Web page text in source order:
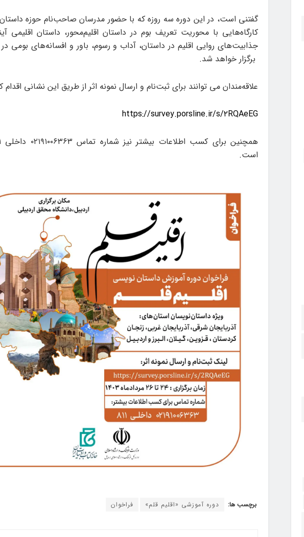
گفتنی است، در این دوره سه روزه که با حضور مدرسان صاحب‌نام حوزه داستان
کارگاه‌هایی با محوریت تعریف بوم در داستان اقلیم‌محور، داستان اقلیمی
جذابیت‌های روایی اقلیم در داستان، آداب و رسوم، باور و افسانه‌های بومی
برگزار خواهد شد.
علاقه‌مندان می توانند برای ثبت‌نام و ارسال نمونه اثر از طریق این نشانی اقدام
https://survey.porsline.ir/s/۲RQAeEG
است.
برچسب ها: دوره آموزشی «اقلیم قلم» فراخوان